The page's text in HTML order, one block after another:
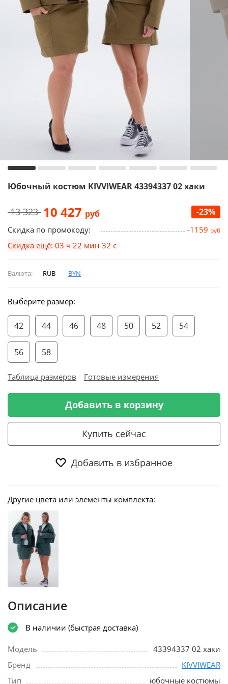
Юбочный костюм KIVVIWEAR 43394337 02 хаки
13 323 10 427 руб -23%
Скидка по промокоду: -1159 руб
Скидка ещё: 03 ч 22 мин 31 с
Валюта: RUB BYN
Выберите размер:
42 44 46 48 50 52 54
56 58
Таблица размеров Готовые измерения
Добавить в корзину
Купить сейчас
Добавить в избранное
Другие цвета или элементы комплекта:
Описание
В наличии (быстрая доставка)
Модель
43394337 02 хаки
Бренд
KIVVIWEAR
Тип
юбочные костюмы